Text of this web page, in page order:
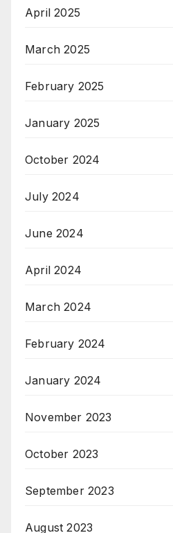
April 2025
March 2025
February 2025
January 2025
October 2024
July 2024
June 2024
April 2024
March 2024
February 2024
January 2024
November 2023
October 2023
September 2023
August 2023